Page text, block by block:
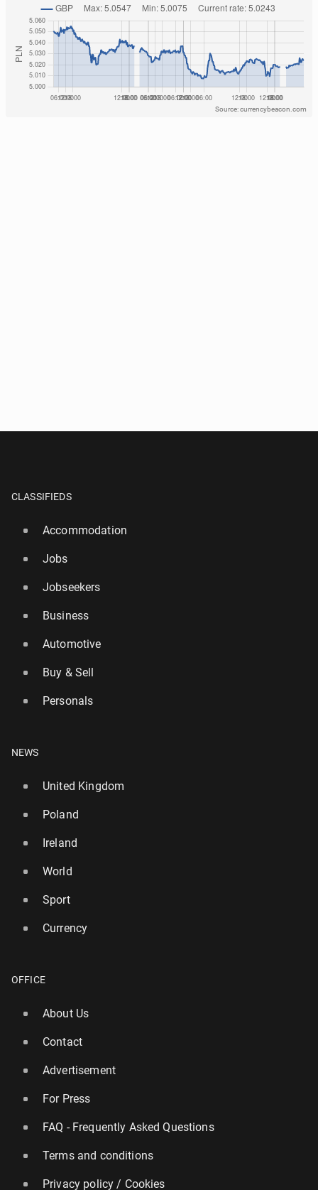
Source: currencybeacon.com
CLASSIFIEDS
Accommodation
Jobs
Jobseekers
Business
Automotive
Buy & Sell
Personals
NEWS
United Kingdom
Poland
Ireland
World
Sport
Currency
OFFICE
About Us
Contact
Advertisement
For Press
FAQ - Frequently Asked Questions
Terms and conditions
Privacy policy / Cookies